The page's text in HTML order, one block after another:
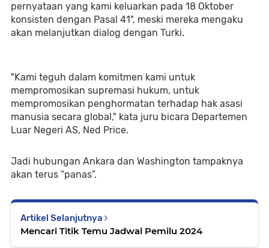
pernyataan yang kami keluarkan pada 18 Oktober
konsisten dengan Pasal 41", meski mereka mengaku
akan melanjutkan dialog dengan Turki.
"Kami teguh dalam komitmen kami untuk
mempromosikan supremasi hukum, untuk
mempromosikan penghormatan terhadap hak asasi
manusia secara global," kata juru bicara Departemen
Luar Negeri AS, Ned Price.
Jadi hubungan Ankara dan Washington tampaknya
akan terus “panas”.
Artikel Selanjutnya
Mencari Titik Temu Jadwal Pemilu 2024